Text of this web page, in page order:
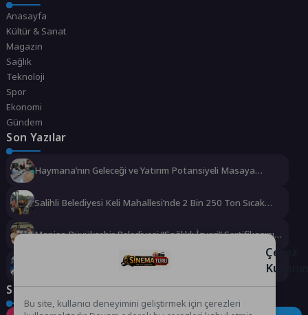
Anasayfa
Kültür & Sanat
Magazin
Sağlık
Teknoloji
Spor
Ekonomi
Gündem
Son Yazılar
Haymana’nın Geleceği ve Yatırım Potansiyeli Masaya
Salihli Belediyesi Keli Mahallesi’nde 2 Bin 250 Ton Sıcak
Manisa Büyükşehir Belediyesi “Sağlıklı İşyeri” Sertifikasını
Büyükşehir’den Darıca’ya modern ulaşım yatırımı
Sosyal Medya
Çerez
Bu site, kullanıcı deneyimini geliştirmek için çerezleri